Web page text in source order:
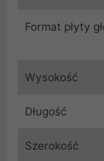
Format płyty
Wysokość
Długość
Szerokość